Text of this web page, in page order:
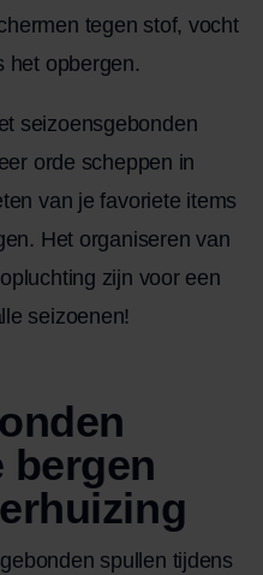
tegen stof, vocht
het opbergen.
seizoensgebonden
orde scheppen in
van je favoriete items
Het organiseren van
zijn voor een
seizoenen!
bergen
spullen tijdens